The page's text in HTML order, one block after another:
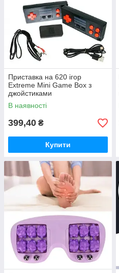
Приставка на 620 ігор
Extreme Mini Game Box з
джойстиками
В наявності
399,40 ₴
Купити